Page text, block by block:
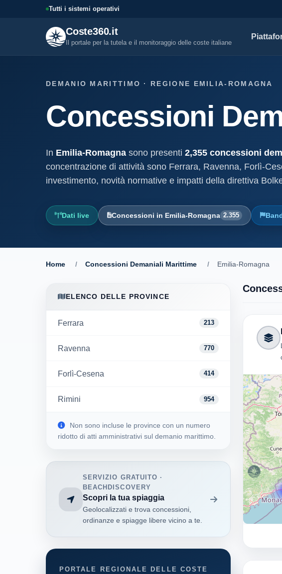
Tutti i sistemi operativi
Coste360.it
Il portale per la tutela e il monitoraggio delle coste italiane
Visure, fascicoli, verifica concessioni e
altro.
Un documento sintetico della concessione
demaniale marittima
Fascicolo evolutivo concessione
concessione demaniale marittima
DEMANIO MARITTIMO · REGIONE EMILIA-ROMAGNA
Concessioni
In Emilia-Romagna sono presenti 2,355 concessioni
concentrazione di attività sono Ferrara, Ravenna, Forlì-
investimento, novità normative e impatti della direttiva
Dati live Concessioni in Emilia-Romagna 2.355
Home / Concessioni Demaniali Marittime / Emilia-Romagna
ELENCO DELLE PROVINCE
Ferrara 213
Ravenna 770
Forlì-Cesena 414
Rimini 954
Non sono incluse le province con un numero
ridotto di atti amministrativi sul demanio marittimo.
SERVIZIO GRATUITO ·
BEACHDISCOVERY
Scopri la tua spiaggia
Geolocalizzati e trova concessioni,
ordinanze e spiagge libere vicino a te.
PORTALE REGIONALE DELLE COSTE